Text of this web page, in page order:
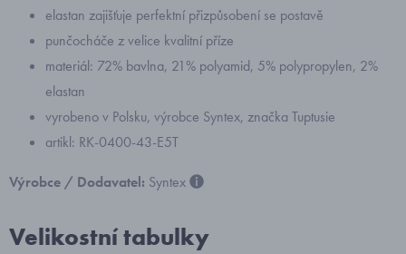
elastan zajišťuje perfektní přizpůsobení se postavě
punčocháče z velice kvalitní příze
materiál: 72% bavlna, 21% polyamid, 5% polypropylen, 2%
elastan
vyrobeno v Polsku, výrobce Syntex, značka Tuptusie
artikl: RK-0400-43-E5T
Výrobce / Dodavatel: Syntex
Velikostní tabulky